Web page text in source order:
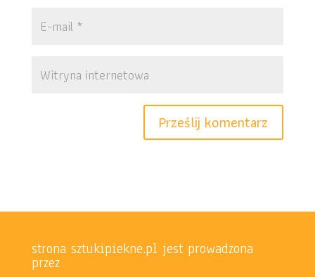
strona sztukipiekne.pl jest prowadzona
przez